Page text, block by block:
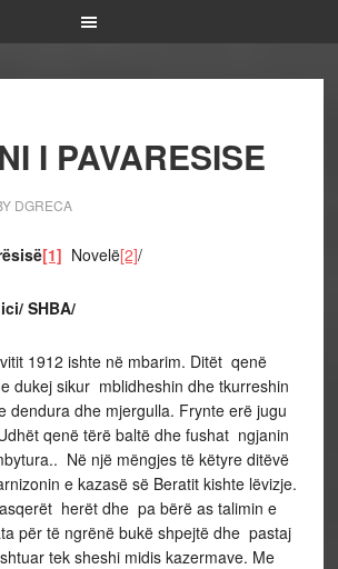
I PAVARESISE
DGRECA
[1] Novelë[2]/
SHBA/
1912 ishte në mbarim. Ditët qenë
dukej sikur mblidheshin dhe tkurreshin
dendura dhe mjergulla. Frynte erë jugu
qenë tërë baltë dhe fushat ngjanin
Në një mëngjes të këtyre ditëvë
e kazasë së Beratit kishte lëvizje.
herët dhe pa bërë as talimin e
për të ngrënë bukë shpejtë dhe pastaj
tek sheshi midis kazermave. Me